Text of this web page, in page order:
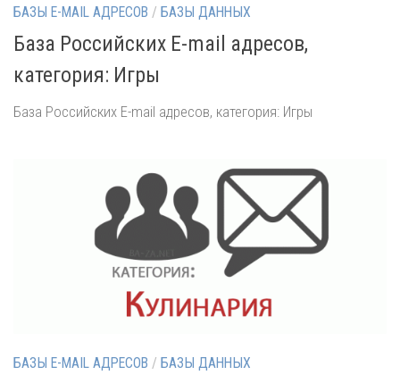
БАЗЫ E-MAIL АДРЕСОВ / БАЗЫ ДАННЫХ
База Российских E-mail адресов,
категория: Игры
База Российских E-mail адресов, категория: Игры
БАЗЫ E-MAIL АДРЕСОВ / БАЗЫ ДАННЫХ